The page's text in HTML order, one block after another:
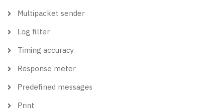
Multipacket sender
Log filter
Timing accuracy
Response meter
Predefined messages
Print